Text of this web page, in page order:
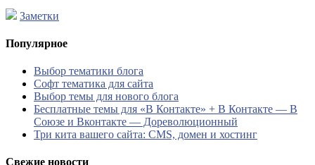
Заметки
Популярное
Выбор тематики блога
Софт тематика для сайта
Выбор темы для нового блога
Бесплатные темы для «В Контакте» + В Контакте — В
Союзе и Вконтакте — Дореволюционный
Три кита вашего сайта: CMS, домен и хостинг
Свежие новости